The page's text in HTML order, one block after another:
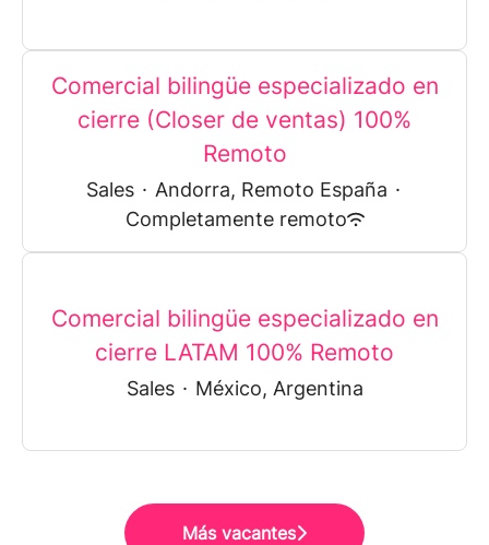
Comercial bilingüe especializado en
cierre (Closer de ventas) 100%
Remoto
Sales · Andorra, Remoto España ·
Completamente remoto
Comercial bilingüe especializado en
cierre LATAM 100% Remoto
Sales · México, Argentina
Más vacantes